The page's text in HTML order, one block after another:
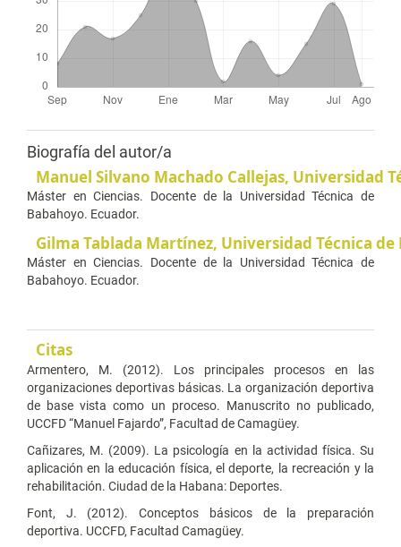
Biografía del autor/a
Manuel Silvano Machado Callejas, Universidad
Máster en Ciencias. Docente de la Universidad Técnica de
Babahoyo. Ecuador.
Gilma Tablada Martínez, Universidad Técnica de
Máster en Ciencias. Docente de la Universidad Técnica de
Babahoyo. Ecuador.
Citas
Armentero, M. (2012). Los principales procesos en las
organizaciones deportivas básicas. La organización deportiva
de base vista como un proceso. Manuscrito no publicado,
UCCFD “Manuel Fajardo”, Facultad de Camagüey.
Cañizares, M. (2009). La psicología en la actividad física. Su
aplicación en la educación física, el deporte, la recreación y la
rehabilitación. Ciudad de la Habana: Deportes.
Font, J. (2012). Conceptos básicos de la preparación
deportiva. UCCFD, Facultad Camagüey.